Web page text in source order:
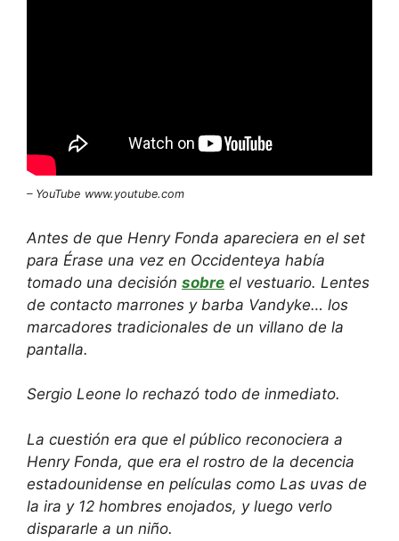
– YouTube www.youtube.com
Antes de que Henry Fonda apareciera en el set
para Érase una vez en Occidenteya había
tomado una decisión sobre el vestuario. Lentes
de contacto marrones y barba Vandyke… los
marcadores tradicionales de un villano de la
pantalla.
Sergio Leone lo rechazó todo de inmediato.
La cuestión era que el público reconociera a
Henry Fonda, que era el rostro de la decencia
estadounidense en películas como Las uvas de
la ira y 12 hombres enojados, y luego verlo
dispararle a un niño.